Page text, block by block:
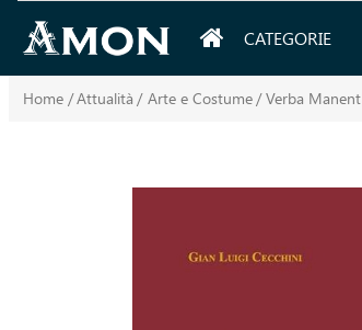
CATEGORIE
Home /Attualità / Arte e Costume/ Verba Manent